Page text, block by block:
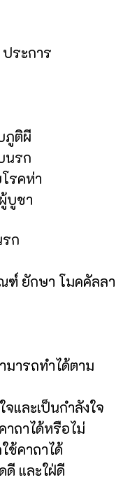
ระการ
ภูติผี
นรก
รคห่า
บูชา
ก
ฑ์ ยักษา โมคคัลลา
ารถทำได้ตาม
และเป็นกำลังใจ
าถาได้หรือไม่
ช้คาถาได้
และใฝ่ดี